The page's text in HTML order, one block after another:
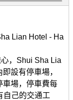
Lian Hotel - Ha
，Shui Sha Lia
設有停車場，
車場，停車費每
自己的交通工